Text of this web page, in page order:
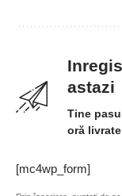
astazi
Tine
oră
[mc4wp_form]